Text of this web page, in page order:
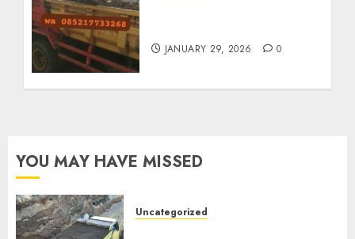
JANUARY 29, 2026 0
YOU MAY HAVE MISSED
Uncategorized